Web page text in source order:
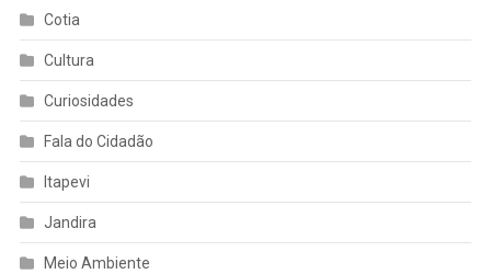
Cotia
Cultura
Curiosidades
Fala do Cidadão
Itapevi
Jandira
Meio Ambiente